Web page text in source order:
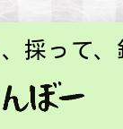
採って、